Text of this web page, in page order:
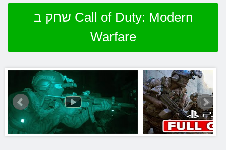
שחק ב Call of Duty: Modern
Warfare